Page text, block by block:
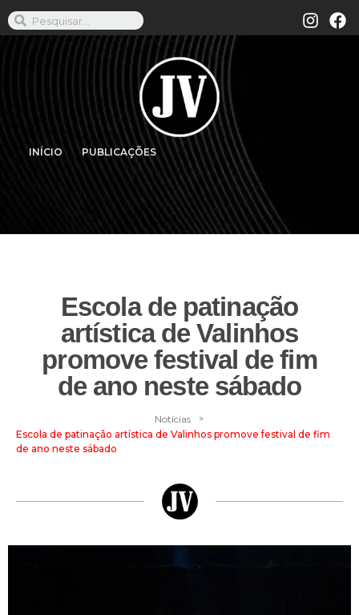
INÍCIO PUBLICAÇÕES
Escola de patinação
artística de Valinhos
promove festival de fim
de ano neste sábado
Notícias >
Escola de patinação artística de Valinhos promove festival de fim
de ano neste sábado